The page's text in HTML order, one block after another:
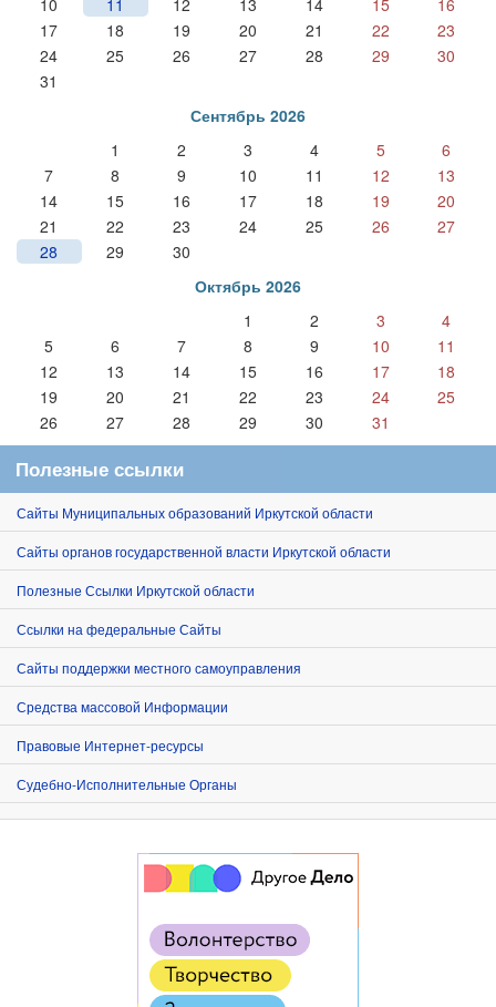
17
18 19 20 21 22
23
24
25 26 27 28 29
30
31
Сентябрь 2026
1
2 3 4 5
6
7
8 9 10 11 12
13
14
15 16 17 18 19
20
21
22 23 24 25 26
27
28
29
30
Октябрь 2026
1
2 3
4
5
6 7 8 9 10
11
12
13 14 15 16 17
18
19
20 21 22 23 24
25
26
27 28 29 30 31
Полезные ссылки
Сайты Муниципальных образований Иркутской области
Сайты органов государственной власти Иркутской области
Полезные Ссылки Иркутской области
Ссылки на федеральные Сайты
Сайты поддержки местного самоуправления
Средства массовой Информации
Правовые Интернет-ресурсы
Судебно-Исполнительные Органы